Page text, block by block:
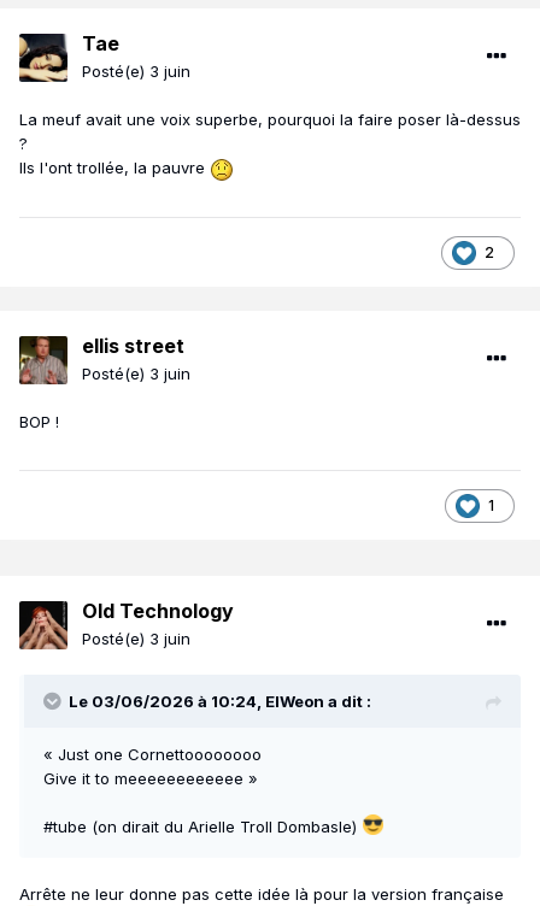
Tae
Posté(e) 3 juin
La meuf avait une voix superbe, pourquoi la faire poser là-dessus
?
Ils l'ont trollée, la pauvre
2
ellis street
Posté(e) 3 juin
BOP !
1
Old Technology
Posté(e) 3 juin
Le 03/06/2026 à 10:24, ElWeon a dit :
« Just one Cornettoooooooo
Give it to meeeeeeeeeeee »
#tube (on dirait du Arielle Troll Dombasle)
Arrête ne leur donne pas cette idée là pour la version française